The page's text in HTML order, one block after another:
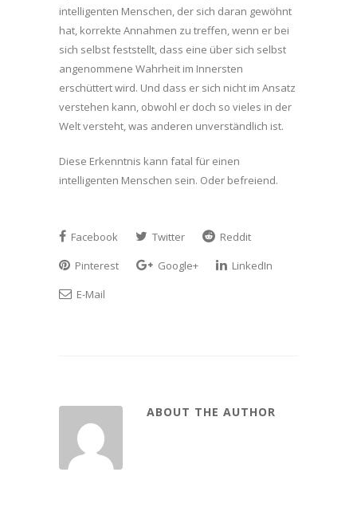
intelligenten Menschen, der sich daran gewöhnt
hat, korrekte Annahmen zu treffen, wenn er bei
sich selbst feststellt, dass eine über sich selbst
angenommene Wahrheit im Innersten
erschüttert wird. Und dass er sich nicht im Ansatz
verstehen kann, obwohl er doch so vieles in der
Welt versteht, was anderen unverständlich ist.
Diese Erkenntnis kann fatal für einen
intelligenten Menschen sein. Oder befreiend.
Facebook Twitter
Reddit
Pinterest
Google+
LinkedIn
E-Mail
ABOUT THE AUTHOR